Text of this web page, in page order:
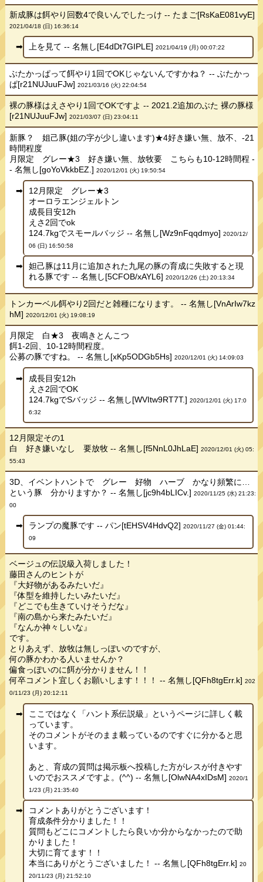
新成豚は餌やり回数4で良いんでしたっけ -- たまご[RsKaE081vyE]
2021/04/18 (日) 16:36:14
上を見て -- 名無し[E4dDt7GIPLE] 2021/04/19 (月) 00:07:22
ぶたかっぱって餌やり1回でOKじゃないんですかね？ -- ぶたかっ
ぱ[r21NUJuuFJw]2021/03/16 (火) 22:04:54
裸の豚様はえさやり1回でOKですよ -- 2021.2追加のぶた 裸の豚様
[r21NUJuuFJw]2021/03/07 (日) 23:04:11
新豚？ 姐己豚(姐の字が少し違います)★4好き嫌い無、放不、-21
時間程度
月限定 グレー★3 好き嫌い無、放牧要 こちらも10-12時間程 -
- 名無し[goYoVkkbEZ.]2020/12/01 (火) 19:50:54
12月限定 グレー★3
オーロラエンジェルトン
成長目安12h
えさ2回でok
124.7kgでスモールバッジ -- 名無し[Wz9nFqqdmyo] 2020/12/
06 (日) 16:50:58
妲己豚は11月に追加された九尾の豚の育成に失敗すると現
れる豚です -- 名無し[5CFOB/xAYL6] 2020/12/26 (土) 20:13:34
トンカーベル餌やり2回だと雑種になります。 -- 名無し[VnArIw7kz
hM]2020/12/01 (火) 19:08:19
月限定 白★3 夜鳴きとんこつ
餌1-2回、10-12時間程度。
公募の豚ですね。 -- 名無し[xKp5ODGb5Hs]2020/12/01 (火) 14:09:03
成長目安12h
えさ2回でOK
124.7kgでSバッジ -- 名無し[WVItw9RT7T.] 2020/12/01 (火) 17:0
6:32
12月限定その1
白 好き嫌いなし 要放牧 -- 名無し[f5NnL0JhLaE]2020/12/01 (火) 05:
55:43
3D、イベントハントで グレー 好物 ハーブ かなり頻繁に…
という豚 分かりますか？ -- 名無し[jc9h4bLICv.]2020/11/25 (水) 21:23:
00
ランプの魔豚です -- パン[tEHSV4HdvQ2] 2020/11/27 (金) 01:44:
09
ベージュの伝説級入荷しました！
藤田さんのヒントが
『大好物があるみたいだ』
『体型を維持したいみたいだ』
『どこでも生きていけそうだな』
『南の島から来たみたいだ』
『なんか神々しいな』
です。
とりあえず、放牧は無しっぽいのですが、
何の豚かわかる人いませんか？
偏食っぽいのに餌が分かりません！！
何卒コメント宜しくお願いします！！！ -- 名無し[QFh8tgErr.k]202
0/11/23 (月) 20:12:11
ここではなく「ハント系伝説級」というページに詳しく載
っています。
そのコメントがそのまま載っているのですぐに分かると思
います。
あと、育成の質問は掲示板へ投稿した方がレスが付きやす
いのでおススメですよ。(^^) -- 名無し[OlwNA4xIDsM] 2020/1
1/23 (月) 21:35:40
コメントありがとうございます！
育成条件分かりました！！
質問もどこにコメントしたら良いか分からなかったので助
かりました！
大切に育てます！！
本当にありがとうございました！ -- 名無し[QFh8tgErr.k] 20
20/11/23 (月) 21:52:10